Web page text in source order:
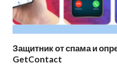
Защитник от спама и
GetContact